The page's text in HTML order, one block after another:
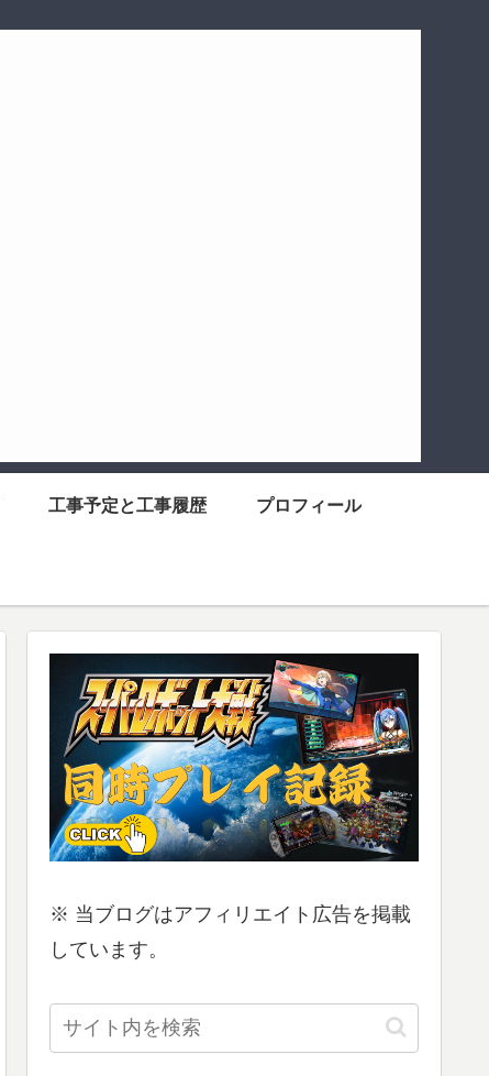
工事予定と工事履歴 プロフィール
※ 当ブログはアフィリエイト広告を掲載
しています。